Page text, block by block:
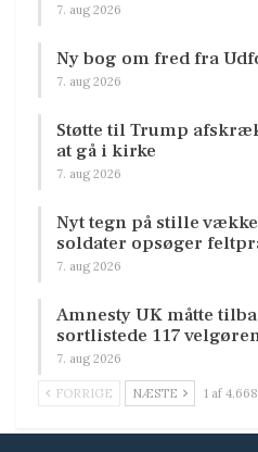
7. aug 2026
Ny bog om fred fra
7. aug 2026
Støtte til Trump
at gå i kirke
7. aug 2026
Nyt tegn på stille
soldater opsøger
7. aug 2026
Amnesty UK måtte
sortlistede 117
7. aug 2026
FORRIGE NÆSTE 1 af 4.668